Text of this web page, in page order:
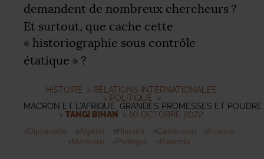
demandent de nombreux chercheurs ?
Et surtout, que cache cette
« historiographie sous contrôle
étatique » ?
HISTOIRE > RELATIONS INTERNATIONALES
> POLITIQUE >
MACRON ET L’AFRIQUE. GRANDES PROMESSES ET
>TANGI BIHAN > 10 OCTOBRE 2022
Diplomatie Algérie Histoire Cameroun
France
Mémoire
Politique Rwanda